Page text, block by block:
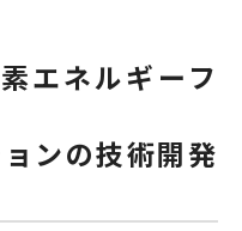
エネルギーフ
ンの技術開発